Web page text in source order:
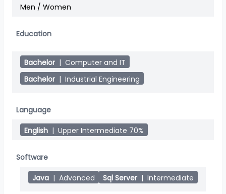
Men / Women
Education
Bachelor | Computer and IT
Bachelor | Industrial Engineering
Language
English | Upper Intermediate 70%
Software
Java | Advanced Sql Server | Intermediate